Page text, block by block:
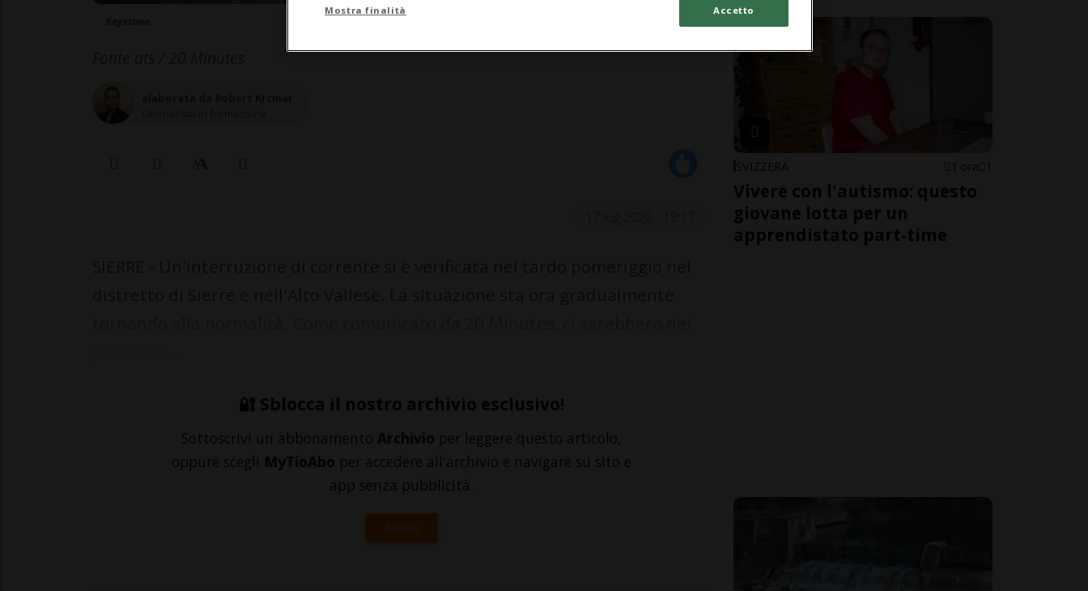
🔐 Sblocca il nostro archivio esclusivo!
Sottoscrivi un abbonamento Archivio per leggere questo articolo,
oppure scegli MyTioAbo per accedere all'archivio e navigare su sito e
app senza pubblicità.
ACCEDI
SVIZZERA 1 ora 1
Vivere con l'autismo: questo
giovane lotta per un
apprendistato part-time
Mostra finalità Accetto